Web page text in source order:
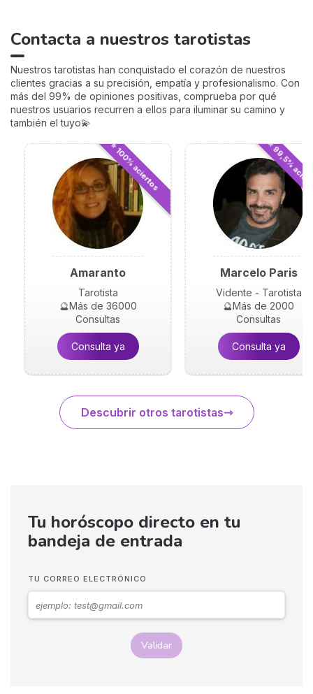
Contacta a nuestros tarotistas
Nuestros tarotistas han conquistado el corazón de nuestros
clientes gracias a su precisión, empatía y profesionalismo. Con
más del 99% de opiniones positivas, comprueba por qué
nuestros usuarios recurren a ellos para iluminar su camino y
también el tuyo💫
⭐ 100% aciertos
Amaranto
Tarotista
🔮Más de 36000
Consultas
Consulta ya
⭐ 99,5%
Marcelo Paris
Vidente - Tarotista
🔮Más de 2000
Consultas
Consulta ya
Descubrir otros tarotistas
Tu horóscopo directo en tu
bandeja de entrada
TU CORREO ELECTRÓNICO
Validar